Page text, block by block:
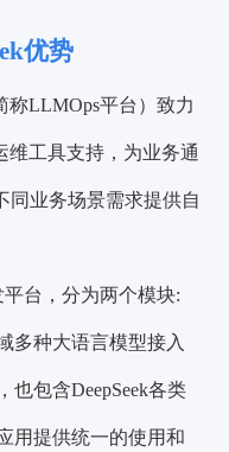
优势
称LLMOps平台）致力
维工具支持，为业务通
同业务场景需求提供自
台，分为两个模块:
多种大语言模型接入
也包含DeepSeek各类
用提供统一的使用和